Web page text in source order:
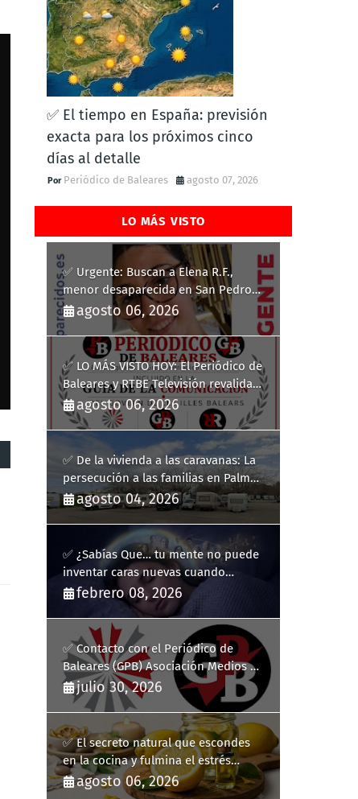
✅ El tiempo en España: previsión
exacta para los próximos cinco
días al detalle
Periódico de Baleares agosto 07, 2026
LO MÁS VISTO
✅ Urgente: Buscan a Elena R.F.,
menor desaparecida en San Pedro
del Pinatar
agosto 06, 2026
✅ LO MÁS VISTO HOY: El Periódico de
Baleares y RTBE Televisión revalidan
más de cinco años en la Guía de la
Comunicación del Govern de les Illes
Balears
agosto 06, 2026
✅ De la vivienda a las caravanas: La
persecución a las familias en Palma
y la complicidad de un fracaso
heredado
agosto 04, 2026
✅ ¿Sabías Que… tu mente no puede
inventar caras nuevas cuando
sueñas?
febrero 08, 2026
✅ Contacto con el Periódico de
Baleares (GPB) Asociación Medios de
Comunicación Digitales
julio 30, 2026
✅ El secreto natural que escondes
en la cocina y fulmina el estrés
diario
agosto 06, 2026